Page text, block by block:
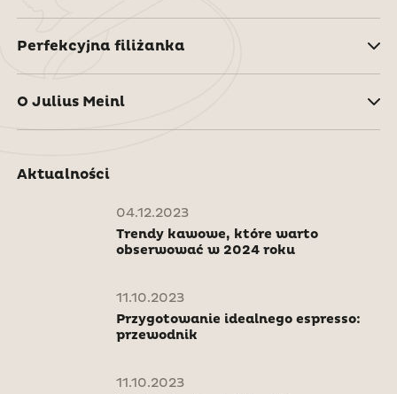
Perfekcyjna filiżanka
O Julius Meinl
Aktualności
04.12.2023
Trendy kawowe, które warto
obserwować w 2024 roku
11.10.2023
Przygotowanie idealnego espresso:
przewodnik
11.10.2023